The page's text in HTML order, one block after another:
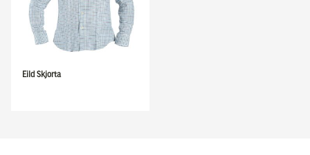
Eild Skjorta